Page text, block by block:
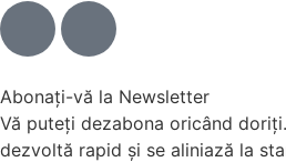
Abonați-vă la Newsletter
Vă puteți dezabona oricând
dezvoltă rapid și se aliniază la